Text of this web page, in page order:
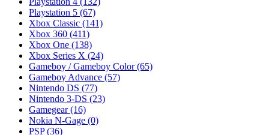
Playstation 5 (67)
Xbox Classic (141)
Xbox 360 (411)
Xbox One (138)
Xbox Series X (24)
Gameboy / Gameboy Color(65)
Gameboy Advance (57)
Nintendo DS (77)
Nintendo 3-DS (23)
Gamegear(16)
Nokia N-Gage (0)
PSP(36)